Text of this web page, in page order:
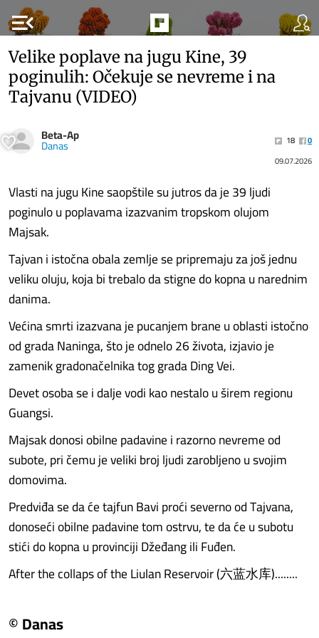
menu_open
Velike poplave na jugu Kine, 39
poginulih: Očekuje se nevreme i na
Tajvanu (VIDEO)
Beta-Ap
Danas 18
0
09.07.2026
Vlasti na jugu Kine saopštile su jutros da je 39 ljudi
poginulo u poplavama izazvanim tropskom olujom
Majsak.
Tajvan i istočna obala zemlje se pripremaju za još jednu
veliku oluju, koja bi trebalo da stigne do kopna u narednim
danima.
Većina smrti izazvana je pucanjem brane u oblasti istočno
od grada Naninga, što je odnelo 26 života, izjavio je
zamenik gradonačelnika tog grada Ding Vei.
Devet osoba se i dalje vodi kao nestalo u širem regionu
Guangsi.
Majsak donosi obilne padavine i razorno nevreme od
subote, pri čemu je veliki broj ljudi zarobljeno u svojim
domovima.
Predviđa se da će tajfun Bavi proći severno od Tajvana,
donoseći obilne padavine tom ostrvu, te da će u subotu
stići do kopna u provinciji Džeđang ili Fuđen.
After the collaps of the Liulan Reservoir (六蓝水库)........
© Danas